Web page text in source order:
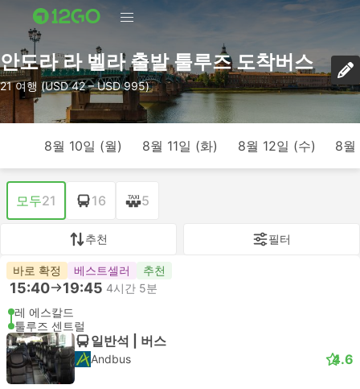
안도라 라 벨라 출발 툴루즈 도착버스
21 여행 (USD 42 – USD 995)
8월 10일 (월) 8월 11일 (화) 8월 12일 (수) 8월
모두21 16 5
추천 필터
바로 확정 베스트셀러 추천
15:40 19:45 4시간 5분
레 에스칼드
툴루즈 센트럴
일반석 | 버스
Andbus 4.6